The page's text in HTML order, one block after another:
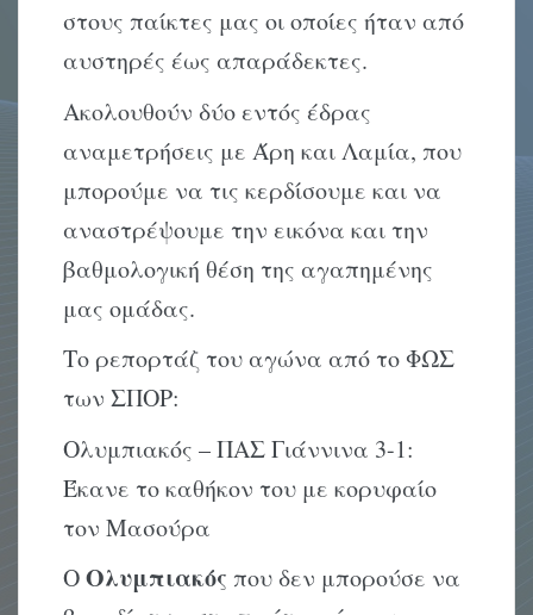
στους παίκτες μας οι οποίες ήταν από
αυστηρές έως απαράδεκτες.
Ακολουθούν δύο εντός έδρας
αναμετρήσεις με Άρη και Λαμία, που
μπορούμε να τις κερδίσουμε και να
αναστρέψουμε την εικόνα και την
βαθμολογική θέση της αγαπημένης
μας ομάδας.
Το ρεπορτάζ του αγώνα από το ΦΩΣ
των ΣΠΟΡ:
Ολυμπιακός – ΠΑΣ Γιάννινα 3-1:
Έκανε το καθήκον του με κορυφαίο
τον Μασούρα
ΟΟλυμπιακός που δεν μπορούσε να